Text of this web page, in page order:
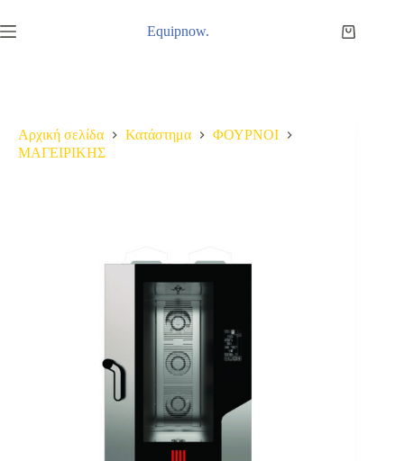
στο
περιεχόμενο
Equipnow.
Καλάθι
Αρχική σελίδα Κατάστημα
ΦΟΥΡΝΟΙ
ΜΑΓΕΙΡΙΚΗΣ